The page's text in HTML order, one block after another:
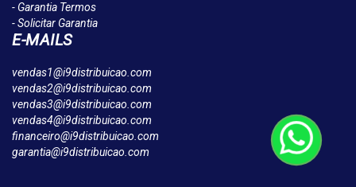
- Garantia Termos
- Solicitar Garantia
E-MAILS
vendas1@i9distribuicao.com
vendas2@i9distribuicao.com
vendas3@i9distribuicao.com
vendas4@i9distribuicao.com
financeiro@i9distribuicao.com
garantia@i9distribuicao.com